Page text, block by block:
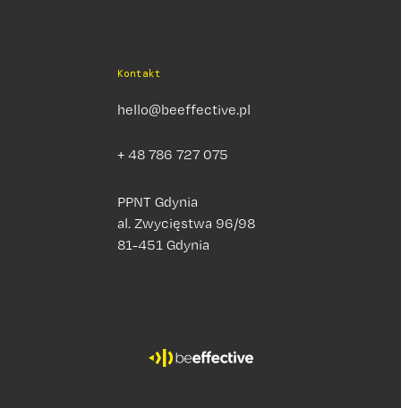
Kontakt
hello@beeffective.pl
+ 48 786 727 075
PPNT Gdynia
al. Zwycięstwa 96/98
81-451 Gdynia